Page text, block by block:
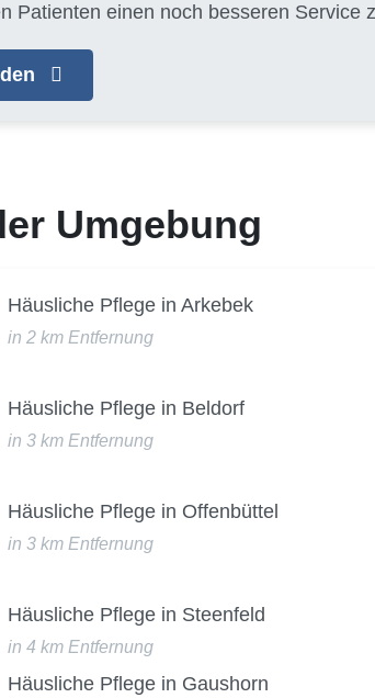
Patienten einen noch besseren Service
Umgebung
Häusliche Pflege in Arkebek
in 2 km Entfernung
Häusliche Pflege in Beldorf
in 3 km Entfernung
Häusliche Pflege in Offenbüttel
in 3 km Entfernung
Häusliche Pflege in Steenfeld
in 4 km Entfernung
Häusliche Pflege in Gaushorn